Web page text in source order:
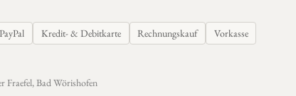
PayPal Kredit- & Debitkarte Rechnungskauf Vorkasse
Fraefel, Bad Wörishofen